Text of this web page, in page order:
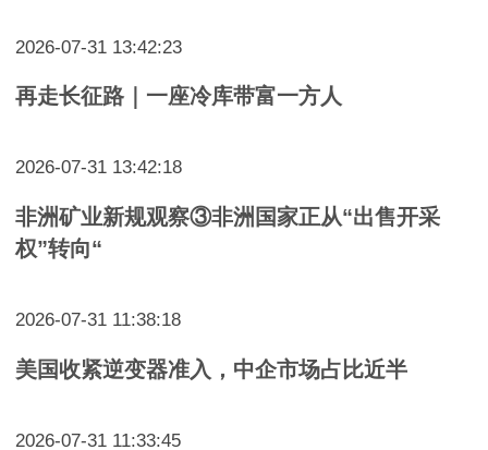
2026-07-31 13:42:23
再走长征路｜一座冷库带富一方人
2026-07-31 13:42:18
非洲矿业新规观察③非洲国家正从“出售开采
权”转向“
2026-07-31 11:38:18
美国收紧逆变器准入，中企市场占比近半
2026-07-31 11:33:45